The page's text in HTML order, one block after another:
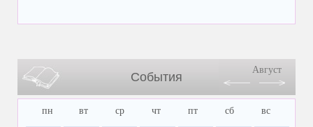
События
Август
пн вт ср чт пт сб вс